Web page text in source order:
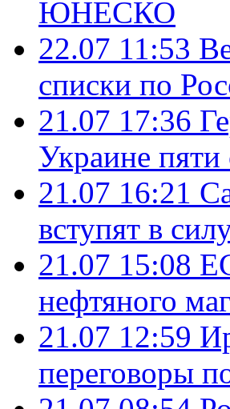
ЮНЕСКО
22.07 11:53
списки по
21.07 17:36
Украине
21.07 16:21
вступят в
21.07 15:08
нефтяного
21.07 12:59
переговоры